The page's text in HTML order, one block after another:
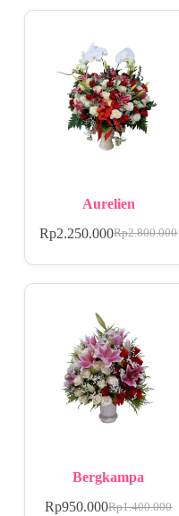
Aurelien
Rp2.800.000
Rp2.250.000
Bergkampa
Rp1.400.000
Rp950.000